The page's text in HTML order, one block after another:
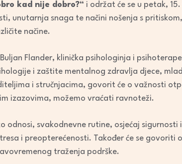
kad nije dobro?“ i održat će se u petak,
unutarnja snaga te načini nošenja s
načine.
Flander, klinička psihologinja i
i zaštite mentalnog zdravlja djece,
i stručnjacima, govorit će o važnosti
izazovima, možemo vraćati ravnoteži.
odnosi, svakodnevne rutine, osjećaj sigurnosti
i preopterećenosti. Također će se govoriti
traženja podrške.